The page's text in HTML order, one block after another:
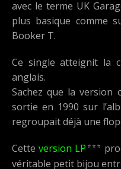
avec le terme UK
plus basique comme
Booker T.
Ce single atteignit la
anglais.
Sachez que la version
sortie en 1990 sur
regroupait déjà une
Cetteversion LP ⭐⭐⭐
véritable petit bijou